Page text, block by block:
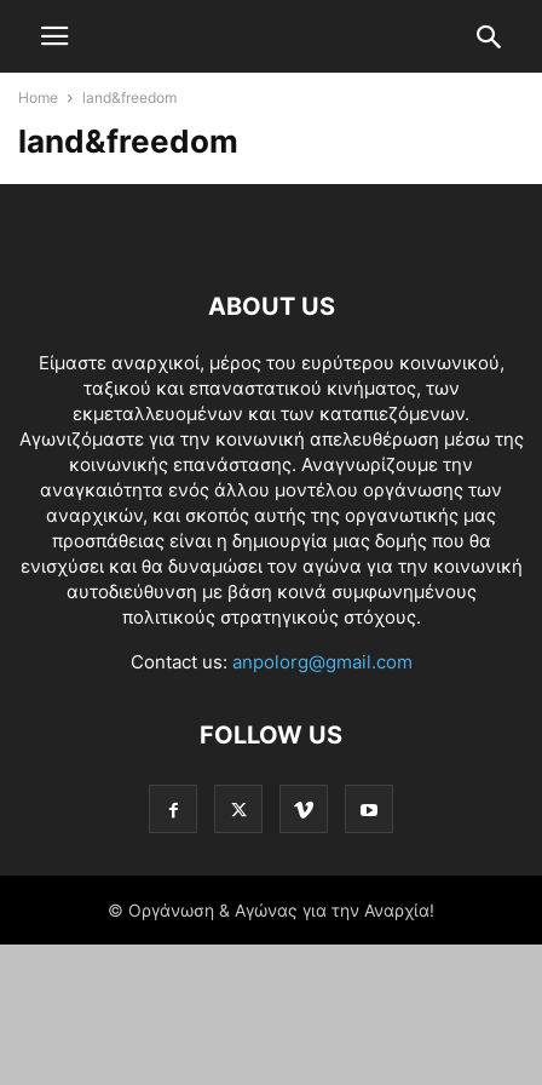
Home land&freedom
land&freedom
ABOUT US
Είμαστε αναρχικοί, μέρος του ευρύτερου κοινωνικού,
ταξικού και επαναστατικού κινήματος, των
εκμεταλλευομένων και των καταπιεζόμενων.
Αγωνιζόμαστε για την κοινωνική απελευθέρωση μέσω της
κοινωνικής επανάστασης. Αναγνωρίζουμε την
αναγκαιότητα ενός άλλου μοντέλου οργάνωσης των
αναρχικών, και σκοπός αυτής της οργανωτικής μας
προσπάθειας είναι η δημιουργία μιας δομής που θα
ενισχύσει και θα δυναμώσει τον αγώνα για την κοινωνική
αυτοδιεύθυνση με βάση κοινά συμφωνημένους
πολιτικούς στρατηγικούς στόχους.
Contact us: anpolorg@gmail.com
FOLLOW US
© Οργάνωση & Αγώνας για την Αναρχία!